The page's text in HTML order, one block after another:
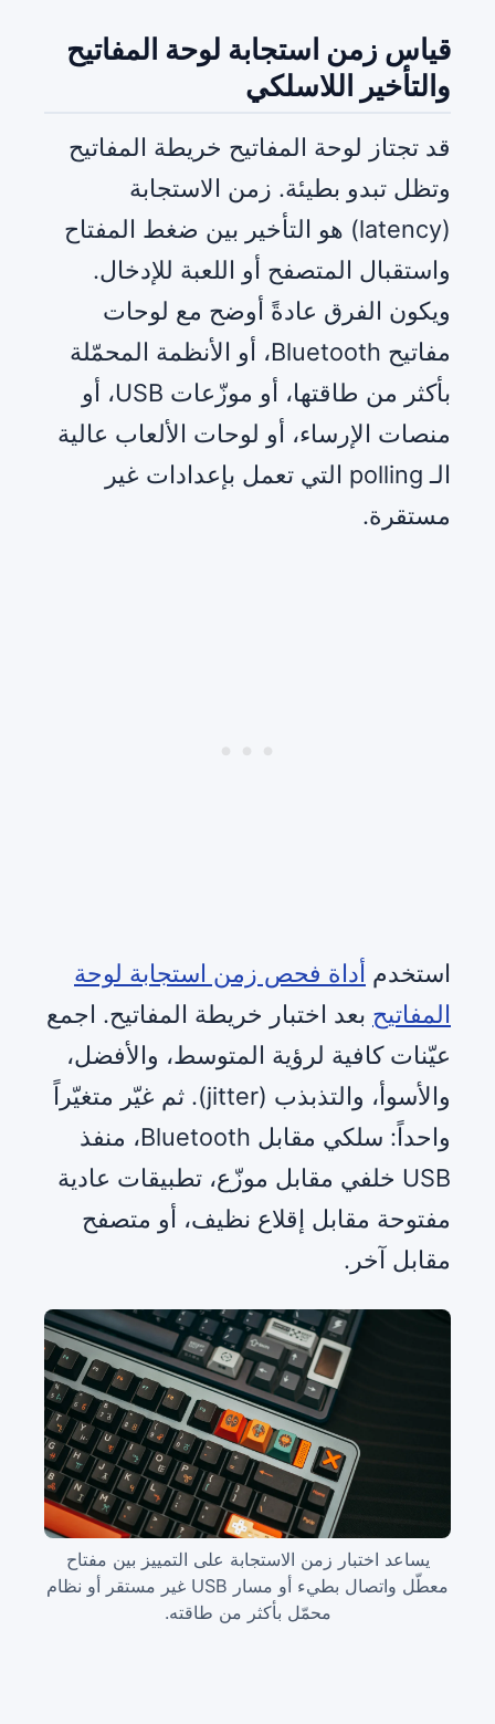
قياس زمن استجابة لوحة المفاتيح
والتأخير اللاسلكي
قد تجتاز لوحة المفاتيح خريطة المفاتيح
وتظل تبدو بطيئة. زمن الاستجابة
(latency) هو التأخير بين ضغط المفتاح
واستقبال المتصفح أو اللعبة للإدخال.
ويكون الفرق عادةً أوضح مع لوحات
مفاتيح Bluetooth، أو الأنظمة المحمّلة
بأكثر من طاقتها، أو موزّعات USB، أو
منصات الإرساء، أو لوحات الألعاب عالية
الـ polling التي تعمل بإعدادات غير
مستقرة.
استخدم أداة فحص زمن استجابة لوحة
المفاتيح بعد اختبار خريطة المفاتيح. اجمع
عيّنات كافية لرؤية المتوسط، والأفضل،
والأسوأ، والتذبذب (jitter). ثم غيّر متغيّراً
واحداً: سلكي مقابل Bluetooth، منفذ
USB خلفي مقابل موزّع، تطبيقات عادية
مفتوحة مقابل إقلاع نظيف، أو متصفح
مقابل آخر.
يساعد اختبار زمن الاستجابة على التمييز بين مفتاح
معطّل واتصال بطيء أو مسار USB غير مستقر أو نظام
محمّل بأكثر من طاقته.